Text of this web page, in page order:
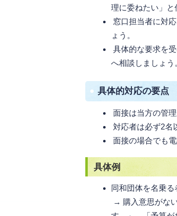
理に委ねたい」と
窓口担当者に対
ょう。
具体的な要求を
へ相談しましょう
具体的対応の要点
面接は当方の管
対応者は必ず2名
面接の場合でも
具体例
同和団体を名乗
→ 購入意思がな